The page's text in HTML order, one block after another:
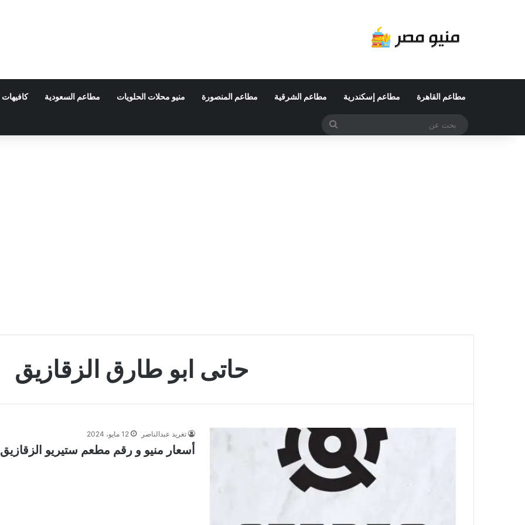
مطاعم القاهرة مطاعم إسكندرية مطاعم الشرقية مطاعم المنصورة منيو محلات الحلويات مطاعم السعودية
حاتى ابو طارق الزقازيق
تغريد عبدالناصر 12 مايو، 2024
أسعار منيو و رقم مطعم ستيريو الزقازيق